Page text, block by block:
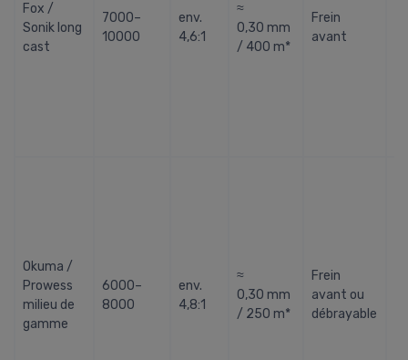
Fox /
Sonik long
cast
7000–
10000
env.
4,6:1
≈
0,30 mm
/ 400 m*
Frein
avant
Okuma /
Prowess
milieu de
gamme
6000–
8000
env.
4,8:1
≈
0,30 mm
/ 250 m*
Frein
avant ou
débrayable